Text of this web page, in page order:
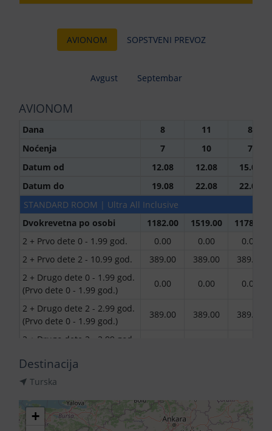
AVIONOM SOPSTVENI PREVOZ
Avgust Septembar
AVIONOM
Dana 8 11
8
Noćenja
7 10
7
Datum od
12.08 12.08
15.08
Datum do
19.08 22.08
22.08
STANDARD ROOM | Ultra All Inclusive
Dvokrevetna po osobi
1182.00 1519.00
1178.00
2 + Prvo dete 0 - 1.99 god.
0.00 0.00
0.00
2 + Prvo dete 2 - 10.99 god.
389.00 389.00
389.00
2 + Drugo dete 0 - 1.99 god.
(Prvo dete 0 - 1.99 god.)
0.00 0.00 0.00
2 + Drugo dete 2 - 2.99 god.
(Prvo dete 0 - 1.99 god.)
389.00 389.00 389.00
2 + Drugo dete 2 - 2.99 god.
2 + Drugo dete 3 - 10.99
god. (Prvo dete 3 - 10.99
Trokrevetna po osobi 1108.00 1413.00
1104.00
Destinacija
Turska
+